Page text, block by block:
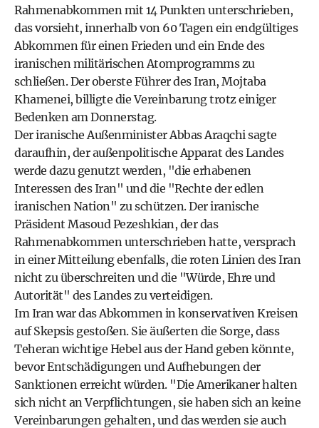
Rahmenabkommen mit 14 Punkten unterschrieben,
das vorsieht, innerhalb von 60 Tagen ein endgültiges
Abkommen für einen Frieden und ein Ende des
iranischen militärischen Atomprogramms zu
schließen. Der oberste Führer des Iran, Mojtaba
Khamenei, billigte die Vereinbarung trotz einiger
Bedenken am Donnerstag.
Der iranische Außenminister Abbas Araqchi sagte
daraufhin, der außenpolitische Apparat des Landes
werde dazu genutzt werden, "die erhabenen
Interessen des Iran" und die "Rechte der edlen
iranischen Nation" zu schützen. Der iranische
Präsident Masoud Pezeshkian, der das
Rahmenabkommen unterschrieben hatte, versprach
in einer Mitteilung ebenfalls, die roten Linien des Iran
nicht zu überschreiten und die "Würde, Ehre und
Autorität" des Landes zu verteidigen.
Im Iran war das Abkommen in konservativen Kreisen
auf Skepsis gestoßen. Sie äußerten die Sorge, dass
Teheran wichtige Hebel aus der Hand geben könnte,
bevor Entschädigungen und Aufhebungen der
Sanktionen erreicht würden. "Die Amerikaner halten
sich nicht an Verpflichtungen, sie haben sich an keine
Vereinbarungen gehalten, und das werden sie auch